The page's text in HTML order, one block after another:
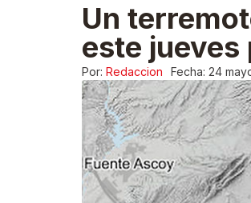
Un
este jueves
Por: Redaccion Fecha: 24